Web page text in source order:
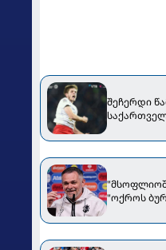
შეჩერდი
"ოქროს